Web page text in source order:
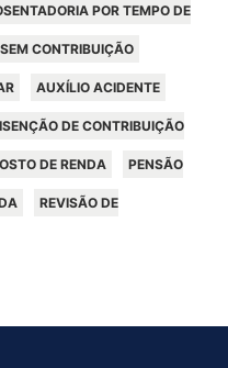
POR TEMPO DE
CONTRIBUIÇÃO
AUXÍLIO ACIDENTE
ISENÇÃO DE CONTRIBUIÇÃO
DE RENDA PENSÃO
REVISÃO DE